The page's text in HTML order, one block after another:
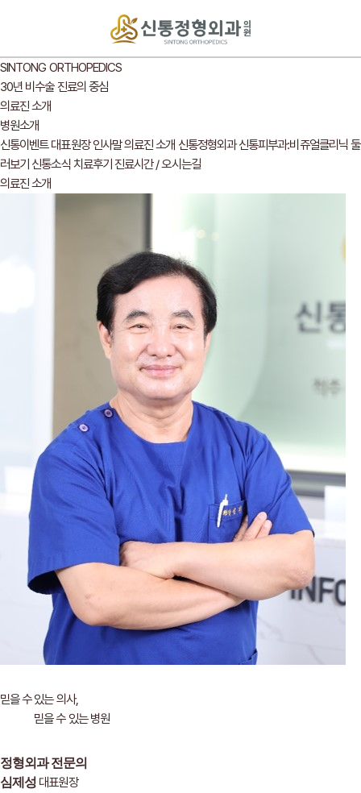
SINTONG ORTHOPEDICS
30년 비수술 진료의 중심
의료진 소개
병원소개
신통이벤트대표원장 인사말의료진 소개 신통정형외과 신통피부과:비쥬얼클리닉둘
러보기 신통소식치료후기 진료시간 / 오시는길
의료진 소개
믿을 수 있는 의사,
믿을 수 있는 병원
정형외과 전문의
심제성 대표원장